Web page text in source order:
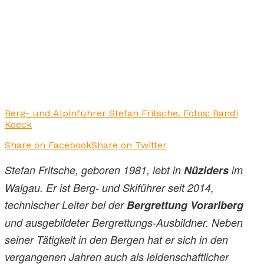
Berg- und Alpinführer Stefan Fritsche. Fotos: Bandi
Koeck
Share on FacebookShare on Twitter
Stefan Fritsche, geboren 1981, lebt in Nüziders im
Walgau. Er ist Berg- und Skiführer seit 2014,
technischer Leiter bei derBergrettung Vorarlberg
und ausgebildeter Bergrettungs-Ausbildner. Neben
seiner Tätigkeit in den Bergen hat er sich in den
vergangenen Jahren auch als leidenschaftlicher